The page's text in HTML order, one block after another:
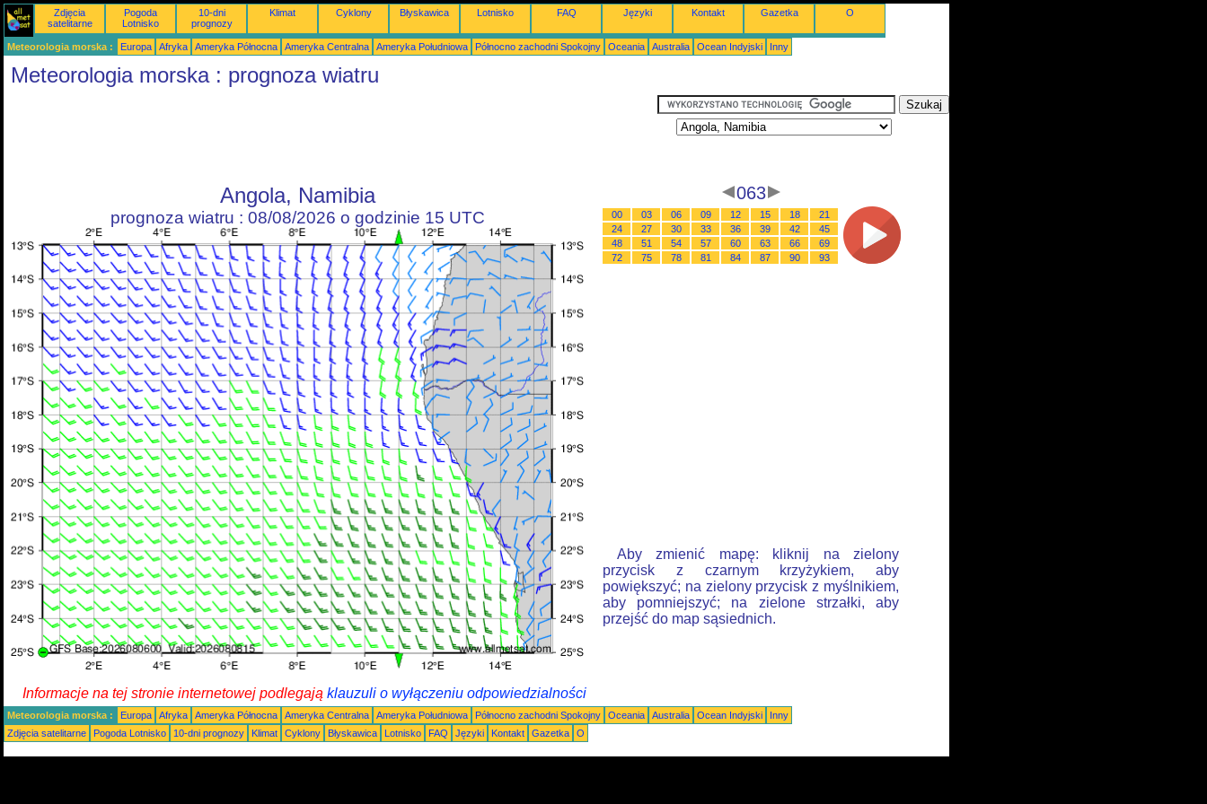
Zdjęcia
satelitarne
Pogoda
Lotnisko
10-dni
prognozy
Klimat Cyklony Błyskawica Lotnisko FAQ Języki Kontakt Gazetka O
Meteorologia morska : Europa Afryka Ameryka Północna Ameryka Centralna Ameryka Południowa Północno zachodni Spokojny Oceania Australia Ocean Indyjski Inny
Meteorologia morska : prognoza wiatru
Angola, Namibia
prognoza wiatru : 08/08/2026 o godzinie 15 UTC
063
00 03 06 09 12 15 18
21
24
27 30 33 36 39 42
45
48
51 54 57 60 63 66
69
72
75 78 81 84 87 90 93
Aby zmienić mapę: kliknij na zielony
przycisk z czarnym krzyżykiem, aby
powiększyć; na zielony przycisk z myślnikiem,
aby pomniejszyć; na zielone strzałki, aby
przejść do map sąsiednich.
Informacje na tej stronie internetowej podlegają klauzuli o wyłączeniu odpowiedzialności
Meteorologia morska : Europa Afryka Ameryka Północna Ameryka Centralna Ameryka Południowa Północno zachodni Spokojny Oceania Australia Ocean Indyjski
Inny
Zdjęcia satelitarne
Pogoda Lotnisko 10-dni prognozy Klimat Cyklony Błyskawica Lotnisko FAQ Języki Kontakt Gazetka O